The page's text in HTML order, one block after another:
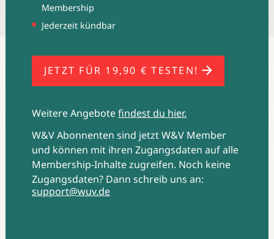
Unternehmens - mit Erfolg. (Bild: Mutti)
Membership
Jederzeit kündbar
JETZT FÜR 19,90 € TESTEN!
Weitere Angebotefindest du hier.
W&V Abonnenten sind jetzt W&V Member
und können mit ihren Zugangsdaten auf alle
Membership-Inhalte zugreifen. Noch keine
Zugangsdaten? Dann schreib uns an:
support@wuv.de